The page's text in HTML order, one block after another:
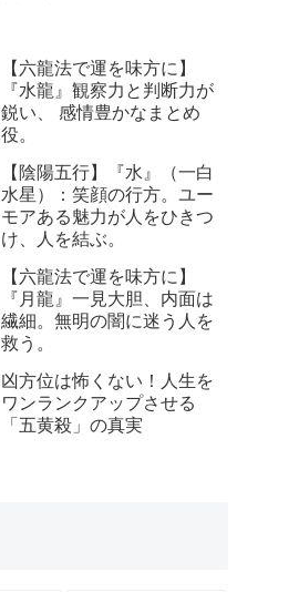
【六龍法で運を味方に】
『水龍』観察力と判断力が
鋭い、 感情豊かなまとめ
役。
【陰陽五行】『水』（一白
水星）：笑顔の行方。ユー
モアある魅力が人をひきつ
け、人を結ぶ。
【六龍法で運を味方に】
『月龍』一見大胆、内面は
繊細。無明の闇に迷う人を
救う。
凶方位は怖くない！人生を
ワンランクアップさせる
「五黄殺」の真実